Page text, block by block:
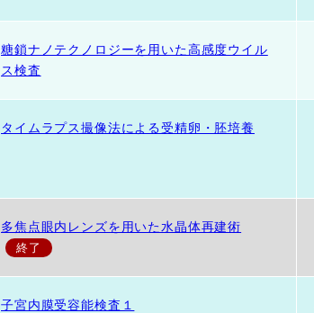
糖鎖ナノテクノロジーを用いた高感度ウイル
ス検査
タイムラプス撮像法による受精卵・胚培養
多焦点眼内レンズを用いた水晶体再建術
子宮内膜受容能検査１